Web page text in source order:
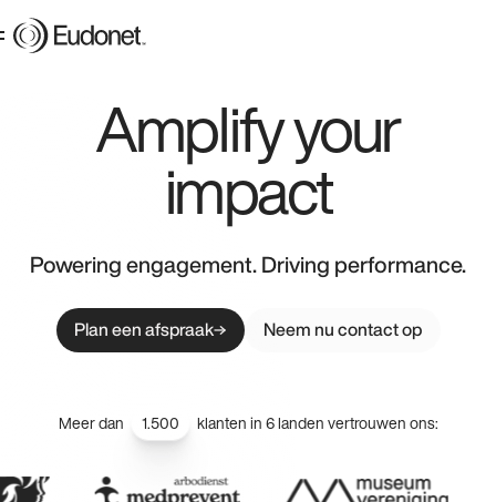
Amplify your
impact
Powering engagement. Driving performance.
Plan een afspraak Neem nu contact op
Meer dan 1.500 klanten in 6 landen vertrouwen ons: